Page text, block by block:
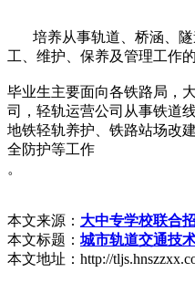
培养从事轨道、桥涵、隧
工、维护、保养及管理工作
毕业生主要面向各铁路局，
司，轻轨运营公司从事铁道
地铁轻轨养护、铁路站场改
全防护等工作
。
本文来源： 大中专学校联合
本文标题： 城市轨道交通技
本文地址：http://